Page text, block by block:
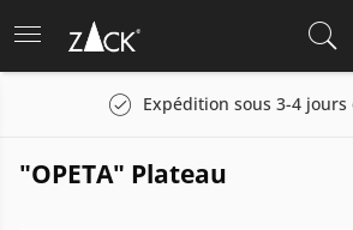
Expédition sous 3-4 jours
"OPETA" Plateau